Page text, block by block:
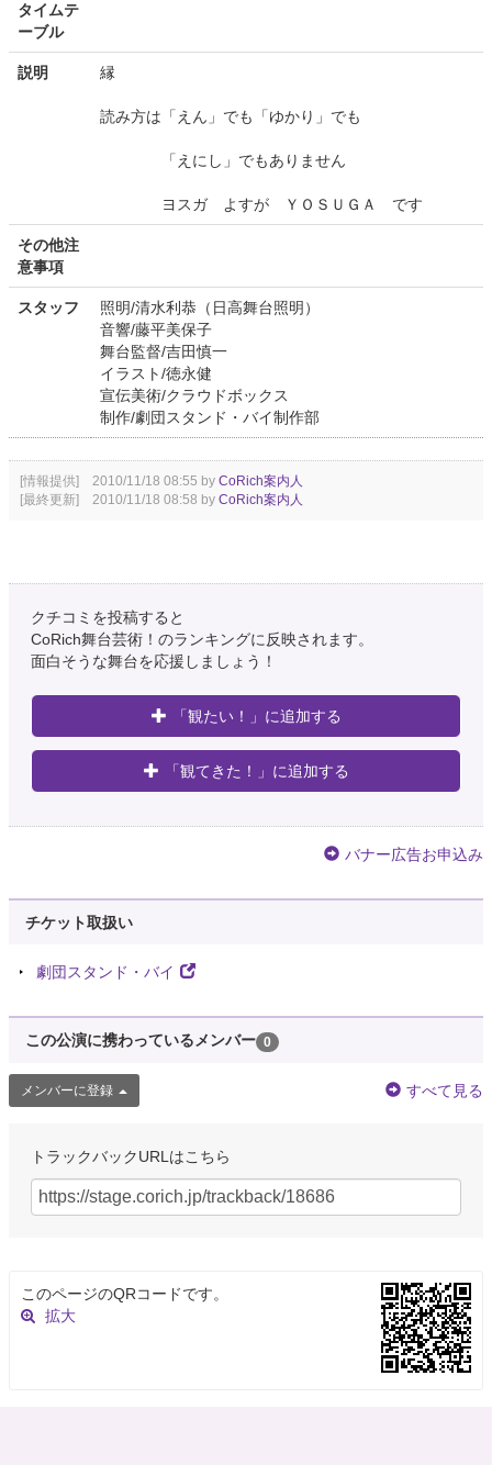
タイムテ
ーブル
説明 縁
読み方は「えん」でも「ゆかり」でも
「えにし」でもありません
ヨスガ よすが ＹＯＳＵＧＡ です
その他注
意事項
スタッフ
照明/清水利恭（日高舞台照明）
音響/藤平美保子
舞台監督/吉田慎一
イラスト/徳永健
宣伝美術/クラウドボックス
制作/劇団スタンド・バイ制作部
[情報提供] 2010/11/18 08:55 by CoRich案内人
[最終更新] 2010/11/18 08:58 by CoRich案内人
クチコミを投稿すると
CoRich舞台芸術！のランキングに反映されます。
面白そうな舞台を応援しましょう！
「観たい！」に追加する
「観てきた！」に追加する
バナー広告お申込み
チケット取扱い
劇団スタンド・バイ
この公演に携わっているメンバー 0
メンバーに登録 すべて見る
トラックバックURLはこちら
このページのQRコードです。
拡大